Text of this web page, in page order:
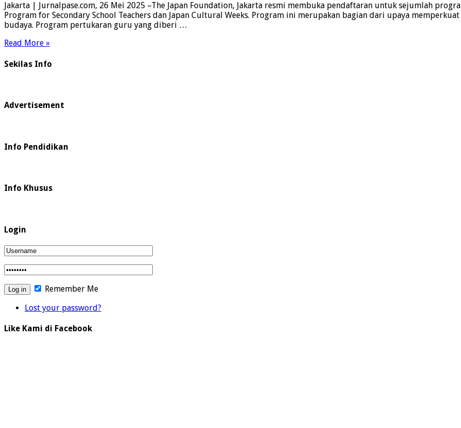
Jakarta | Jurnalpase.com, 26 Mei 2025 –The Japan Foundation, Jakarta resmi membuka pendaftaran untuk sejumlah
Program for Secondary School Teachers dan Japan Cultural Weeks. Program ini merupakan bagian dari upaya
budaya. Program pertukaran guru yang diberi …
Read More »
Sekilas Info
Advertisement
Info Pendidikan
Info Khusus
Login
Remember Me
Lost your password?
Like Kami di Facebook